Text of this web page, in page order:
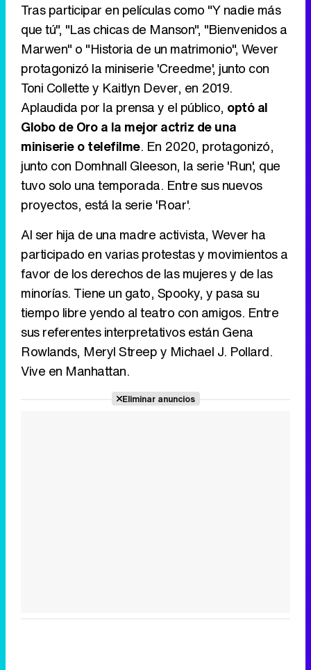
Tras participar en películas como "Y nadie más
que tú", "Las chicas de Manson", "Bienvenidos a
Marwen" o "Historia de un matrimonio", Wever
protagonizó la miniserie 'Creedme', junto con
Toni Collette y Kaitlyn Dever, en 2019.
Aplaudida por la prensa y el público, optó al
Globo de Oro a la mejor actriz de una
miniserie o telefilme. En 2020, protagonizó,
junto con Domhnall Gleeson, la serie 'Run', que
tuvo solo una temporada. Entre sus nuevos
proyectos, está la serie 'Roar'.
Al ser hija de una madre activista, Wever ha
participado en varias protestas y movimientos a
favor de los derechos de las mujeres y de las
minorías. Tiene un gato, Spooky, y pasa su
tiempo libre yendo al teatro con amigos. Entre
sus referentes interpretativos están Gena
Rowlands, Meryl Streep y Michael J. Pollard.
Vive en Manhattan.
Eliminar anuncios